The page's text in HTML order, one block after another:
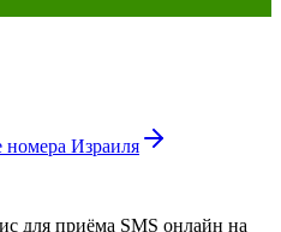
номера Израиля
для приёма SMS онлайн на